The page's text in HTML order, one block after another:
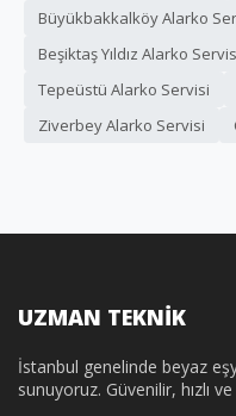
Büyükbakkalköy Alarko
Beşiktaş Yıldız Alarko
Tepeüstü Alarko Servisi
Ziverbey Alarko Servisi
UZMAN TEKNİK
İstanbul genelinde beyaz
sunuyoruz. Güvenilir, hızlı